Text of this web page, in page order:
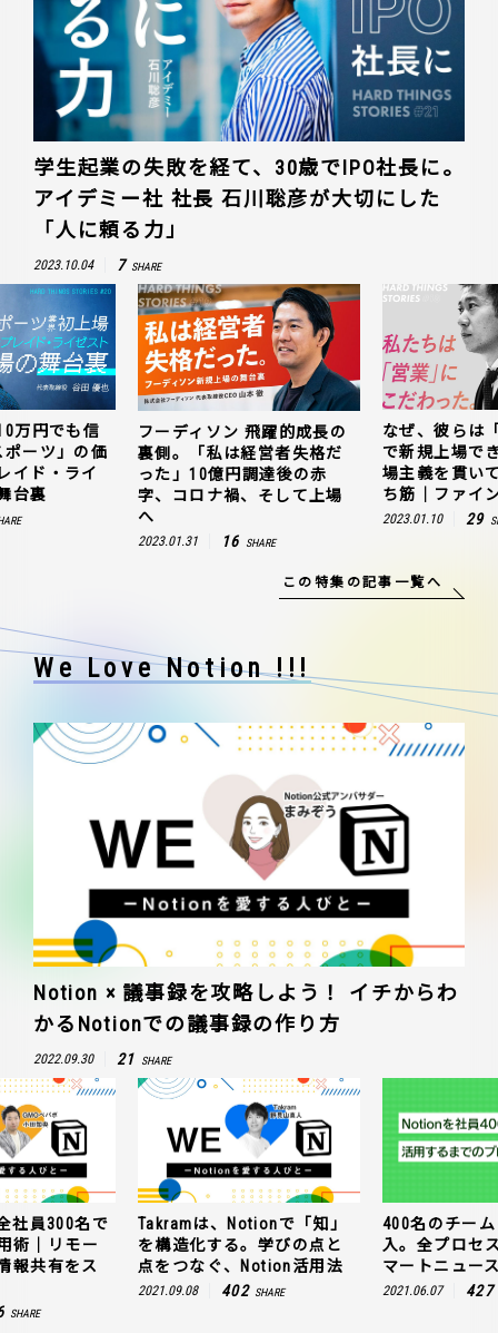
学生起業の失敗を経て、30歳でIPO社長に。
アイデミー社 社長 石川聡彦が大切にした
「人に頼る力」
2023.10.04 7 SHARE
万円でも信
ーツ」の価
イド・ライ
台裏
フーディソン 飛躍的成長の
裏側。「私は経営者失格だ
った」10億円調達後の赤
字、コロナ禍、そして上場
へ
2023.01.31 16 SHARE
なぜ、彼らは
で新規上場で
場主義を貫い
ち筋｜ファイ
2023.01.10 29
この特集の記事一覧へ
We Love Notion !!!
Notion × 議事録を攻略しよう！ イチからわ
かるNotionでの議事録の作り方
2022.09.30 21 SHARE
社員300名で
術｜リモー
報共有をス
SHARE
Takramは、Notionで「知」
を構造化する。学びの点と
点をつなぐ、Notion活用法
2021.09.08 402 SHARE
400名のチー
入。全プロセ
マートニュー
2021.06.07 427